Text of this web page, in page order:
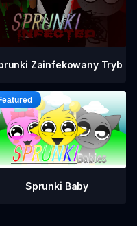
Zainfekowany Tryb
Sprunki Baby